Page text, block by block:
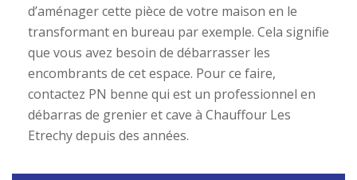
d’aménager cette pièce de votre maison en le
transformant en bureau par exemple. Cela signifie
que vous avez besoin de débarrasser les
encombrants de cet espace. Pour ce faire,
contactez PN benne qui est un professionnel en
débarras de grenier et cave à Chauffour Les
Etrechy depuis des années.